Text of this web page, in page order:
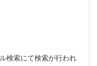
検索にて検索が行われ